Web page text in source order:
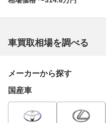
車買取相場を調べる
メーカーから探す
国産車